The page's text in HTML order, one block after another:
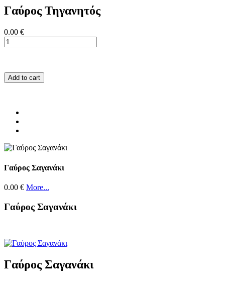
Γαύρος Τηγανητός
0.00 €
Add to cart
Γαύρος Σαγανάκι
0.00 € More...
Γαύρος Σαγανάκι
Γαύρος Σαγανάκι